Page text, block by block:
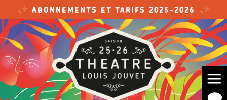
Skip to main content
ABONNEMENTS ET TARIFS 2025-2026